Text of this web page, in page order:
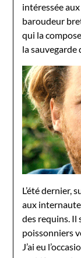
intéressée
baroudeur
qui la
la sauvegarde
L’été dernier,
aux
des requins. Il
poissonniers
J’ai eu